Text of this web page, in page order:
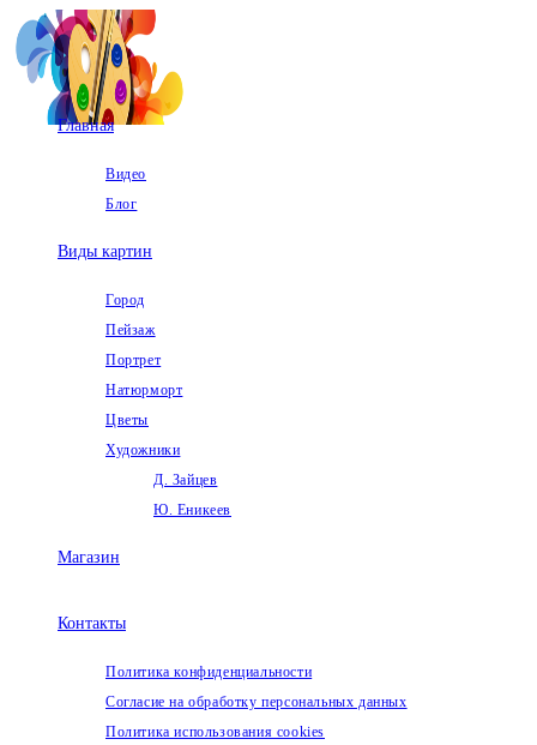
Перейти
к
содержимому
Главная
Видео
Блог
Виды картин
Город
Пейзаж
Портрет
Натюрморт
Цветы
Художники
Д. Зайцев
Ю. Еникеев
Магазин
Контакты
Политика конфиденциальности
Согласие на обработку персональных данных
Политика использования cookies